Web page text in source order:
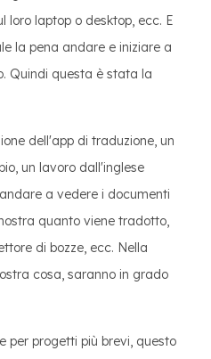
loro laptop o desktop, ecc. E
la pena andare e iniziare a
Quindi questa è stata la
dell'app di traduzione, un
un lavoro dall'inglese
a vedere i documenti
quanto viene tradotto,
di bozze, ecc. Nella
cosa, saranno in grado
per progetti più brevi, questo